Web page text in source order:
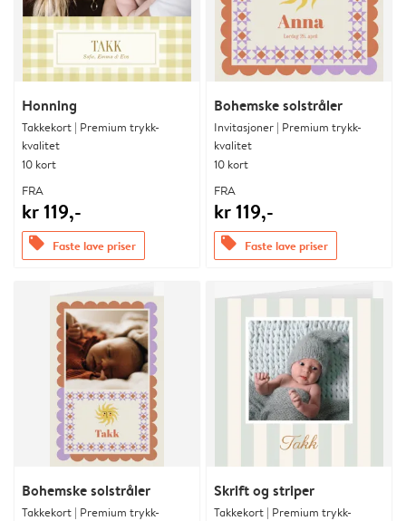
Honning
Takkekort | Premium trykk-
kvalitet
10 kort
FRA
kr 119,-
offers Faste lave priser
Bohemske solstråler
Invitasjoner | Premium trykk-
kvalitet
10 kort
FRA
kr 119,-
offers Faste lave priser
Bohemske solstråler
Takkekort | Premium trykk-
Skrift og striper
Takkekort | Premium trykk-